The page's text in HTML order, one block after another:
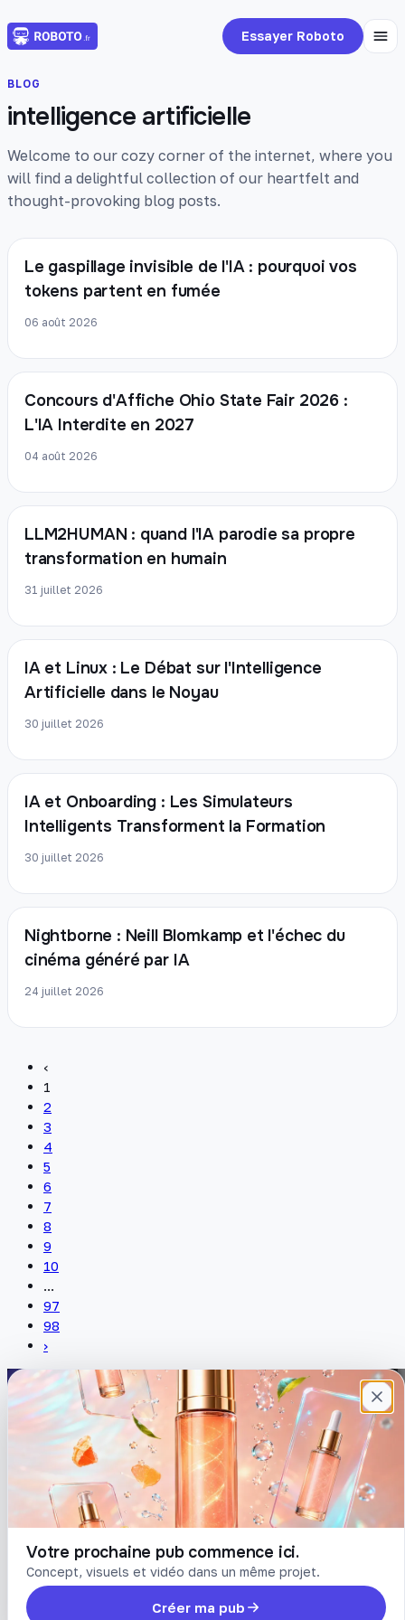
Essayer Roboto
BLOG
intelligence artificielle
Welcome to our cozy corner of the internet, where you
will find a delightful collection of our heartfelt and
thought-provoking blog posts.
Le gaspillage invisible de l'IA : pourquoi vos
tokens partent en fumée
06 août 2026
Concours d'Affiche Ohio State Fair 2026 :
L'IA Interdite en 2027
04 août 2026
LLM2HUMAN : quand l'IA parodie sa propre
transformation en humain
31 juillet 2026
IA et Linux : Le Débat sur l'Intelligence
Artificielle dans le Noyau
30 juillet 2026
IA et Onboarding : Les Simulateurs
Intelligents Transforment la Formation
30 juillet 2026
Nightborne : Neill Blomkamp et l'échec du
cinéma généré par IA
24 juillet 2026
‹
1
2
3
4
5
6
7
8
9
10
...
97
98
›
Votre prochaine pub commence ici.
Concept, visuels et vidéo dans un même projet.
Créer ma pub
Plateforme française de création de
contenu avec l’IA. Demandez, Roboto crée.
Prompts
Blog
Tarifs
COMPTE
Connexion
Créer un compte
Mot de passe oublié
LÉGAL
Conditions